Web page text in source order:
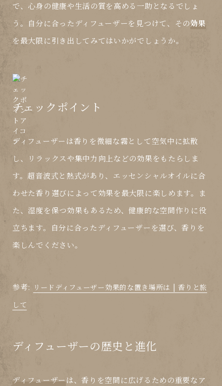
で、心身の健康や生活の質を高める一助となるでしょ
う。自分に合ったディフューザーを見つけて、その効果
を最大限に引き出してみてはいかがでしょうか。
チェックポイント
ディフューザーは香りを微細な霧として空気中に拡散
し、リラックスや集中力向上などの効果をもたらしま
す。超音波式と熱式があり、エッセンシャルオイルに合
わせた香り選びによって効果を最大限に楽しめます。ま
た、湿度を保つ効果もあるため、健康的な空間作りに役
立ちます。自分に合ったディフューザーを選び、香りを
楽しんでください。
参考: リードディフューザー効果的な置き場所は | 香りと旅
して
ディフューザーの歴史と進化
ディフューザーは、香りを空間に広げるための重要なア